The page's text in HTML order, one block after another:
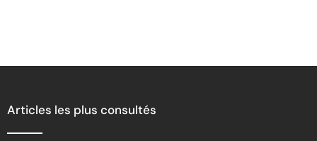
Articles les plus consultés